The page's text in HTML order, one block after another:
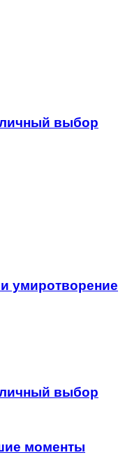
выбор
умиротворение
выбор
моменты